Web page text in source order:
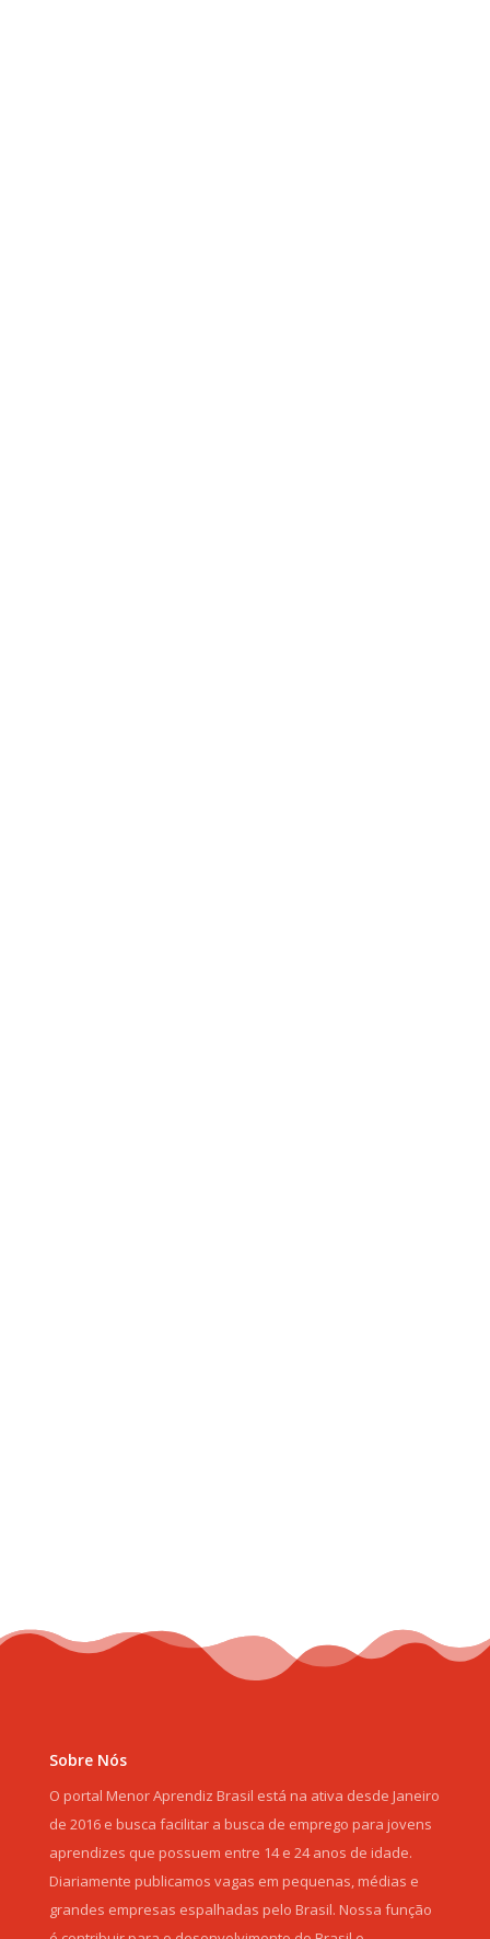
Sobre Nós
O portal Menor Aprendiz Brasil está na ativa desde Janeiro
de 2016 e busca facilitar a busca de emprego para jovens
aprendizes que possuem entre 14 e 24 anos de idade.
Diariamente publicamos vagas em pequenas, médias e
grandes empresas espalhadas pelo Brasil. Nossa função